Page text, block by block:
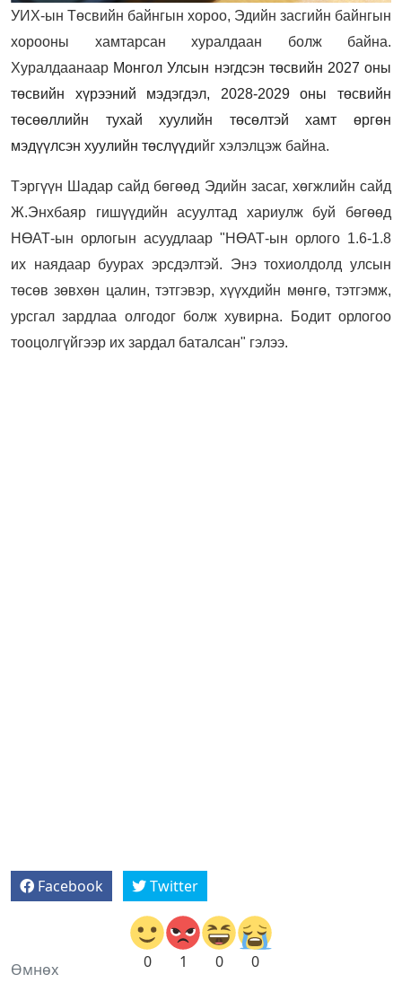
УИХ-ын Төсвийн байнгын хороо, Эдийн засгийн байнгын
хорооны хамтарсан хуралдаан болж байна.
Хуралдаанаар Монгол Улсын нэгдсэн төсвийн 2027 оны
төсвийн хүрээний мэдэгдэл, 2028-2029 оны төсвийн
төсөөллийн тухай хуулийн төсөлтэй хамт өргөн
мэдүүлсэн хуулийн төслүүдийг хэлэлцэж байна.
Тэргүүн Шадар сайд бөгөөд Эдийн засаг, хөгжлийн сайд
Ж.Энхбаяр гишүүдийн асуултад хариулж буй бөгөөд
НӨАТ-ын орлогын асуудлаар "НӨАТ-ын орлого 1.6-1.8
их наядаар буурах эрсдэлтэй. Энэ тохиолдолд улсын
төсөв зөвхөн цалин, тэтгэвэр, хүүхдийн мөнгө, тэтгэмж,
урсгал зардлаа олгодог болж хувирна. Бодит орлогоо
тооцолгүйгээр их зардал баталсан" гэлээ.
Facebook Twitter
0 1 0 0
Өмнөх